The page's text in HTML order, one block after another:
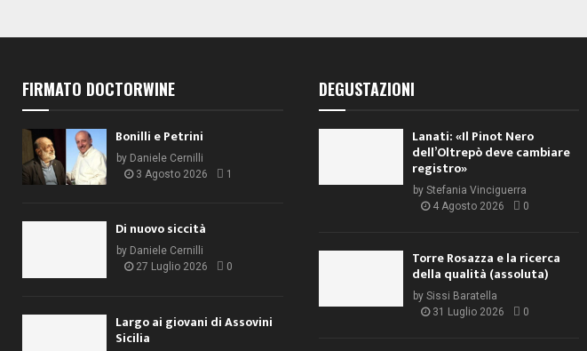
FIRMATO DOCTORWINE
Bonilli e Petrini
by Daniele Cernilli
3 Agosto 2026
1
Di nuovo siccità
by Daniele Cernilli
27 Luglio 2026
0
Largo ai giovani di Assovini
Sicilia
DEGUSTAZIONI
Lanati: «Il Pinot Nero
dell’Oltrepò deve cambiare
registro»
by Stefania Vinciguerra
4 Agosto 2026
0
Torre Rosazza e la ricerca
della qualità (assoluta)
by Sissi Baratella
31 Luglio 2026
0